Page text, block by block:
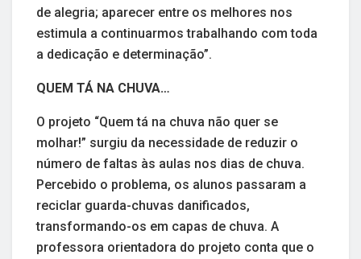
de alegria; aparecer entre os melhores nos
estimula a continuarmos trabalhando com toda
a dedicação e determinação”.
QUEM TÁ NA CHUVA…
O projeto “Quem tá na chuva não quer se
molhar!” surgiu da necessidade de reduzir o
número de faltas às aulas nos dias de chuva.
Percebido o problema, os alunos passaram a
reciclar guarda-chuvas danificados,
transformando-os em capas de chuva. A
professora orientadora do projeto conta que o